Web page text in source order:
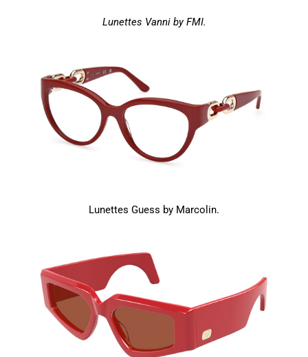
Lunettes Vanni by FMI.
Lunettes Guess by Marcolin.